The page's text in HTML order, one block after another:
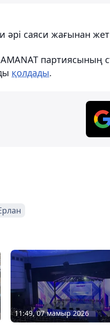
саяси жағынан
партиясының
қолдады.
11:49, 07 мамыр 2026